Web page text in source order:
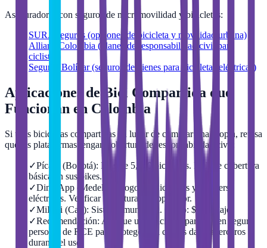
Aseguradoras con seguros de micromovilidad y bicicletas:
SURA seguros (opciones de bicicleta y movilidad urbana)
Allianz Colombia (planes de responsabilidad civil para
ciclistas)
Seguros Bolívar (seguros de bienes para bicicletas eléctricas)
Aplicaciones de Bici Compartida que
Funcionan en Colombia
Si usas bicicletas compartidas en lugar de comprar una propia, revisa
que las plataformas tengan cobertura de responsabilidad civil:
✓Pícaro (Bogotá): Más de 5,000 bicicletas. Incluye cobertura
básica en sus bikes.
✓DimoApp (Medellín, Bogotá): Bicicletas y scooters
eléctricos. Verificar cobertura con operador.
✓MiBici (Cali): Sistema municipal. Costo: $500/viaje.
✓Recomendación: Aunque uses bici compartida, ten seguro
personal de RCE para protegerte si causas daño a terceros
durante el uso.